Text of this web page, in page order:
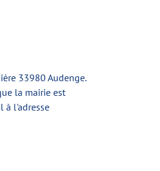
33980 Audenge.
la mairie est
à l'adresse